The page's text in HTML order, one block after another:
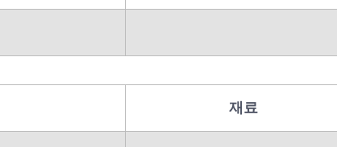
재료